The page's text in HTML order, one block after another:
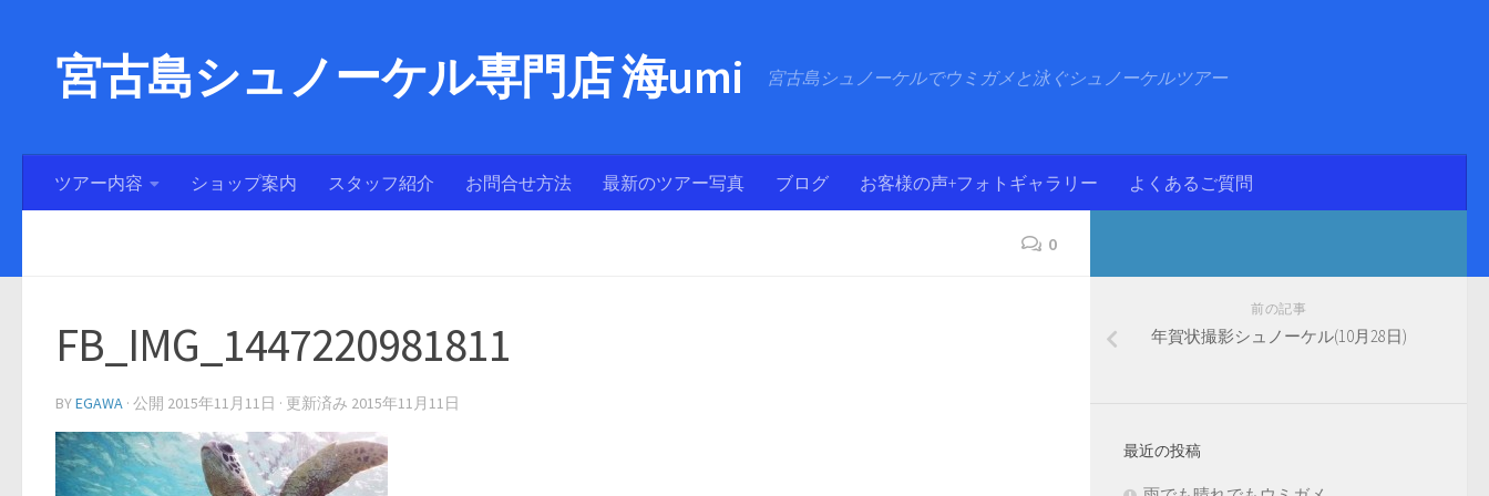
宮古島シュノーケル専門店 海umi 宮古島シュノーケルでウミガメと泳ぐシュノーケルツアー
ツアー内容 ショップ案内 スタッフ紹介 お問合せ方法 最新のツアー写真 ブログ お客様の声+フォトギャラリー よくあるご質問
0
FB_IMG_1447220981811
BYEGAWA · 公開 2015年11月11日 · 更新済み 2015年11月11日
前の記事
年賀状撮影シュノーケル(10月28日)
最近の投稿